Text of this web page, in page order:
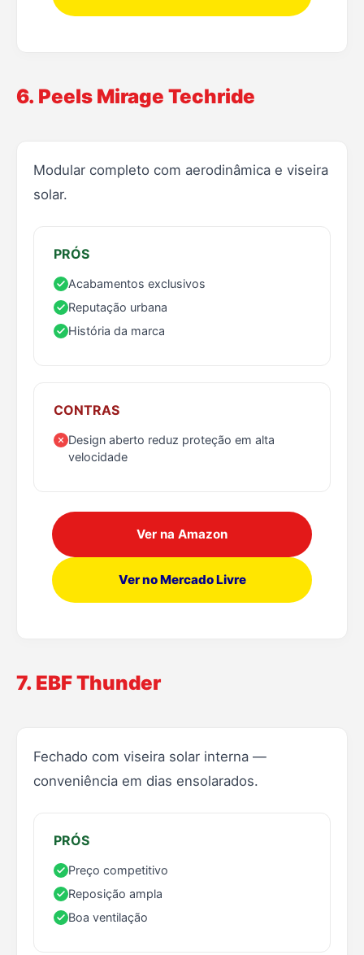
6. Peels Mirage Techride
Modular completo com aerodinâmica e viseira
solar.
PRÓS
Acabamentos exclusivos
Reputação urbana
História da marca
CONTRAS
Design aberto reduz proteção em alta
velocidade
Ver na Amazon
Ver no Mercado Livre
7. EBF Thunder
Fechado com viseira solar interna —
conveniência em dias ensolarados.
PRÓS
Preço competitivo
Reposição ampla
Boa ventilação